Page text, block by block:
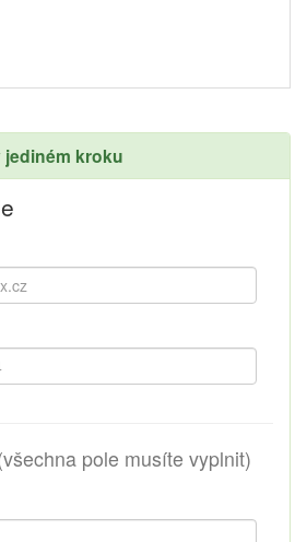
kroku
pole musíte vyplnit)